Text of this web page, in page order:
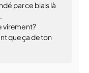
par ce biais là
virement?
que ça de ton